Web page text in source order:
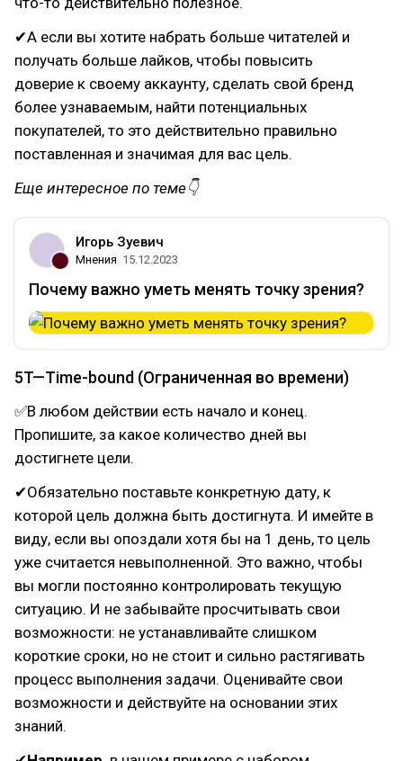
✔А если вы хотите набрать больше читателей и
получать больше лайков, чтобы повысить
доверие к своему аккаунту, сделать свой бренд
более узнаваемым, найти потенциальных
покупателей, то это действительно правильно
поставленная и значимая для вас цель.
Еще интересное по теме👇
Игорь Зуевич
Мнения 15.12.2023
Почему важно уметь менять точку зрения?
5T—Time-bound (Ограниченная во времени)
✅В любом действии есть начало и конец.
Пропишите, за какое количество дней вы
достигнете цели.
✔Обязательно поставьте конкретную дату, к
которой цель должна быть достигнута. И имейте в
виду, если вы опоздали хотя бы на 1 день, то цель
уже считается невыполненной. Это важно, чтобы
вы могли постоянно контролировать текущую
ситуацию. И не забывайте просчитывать свои
возможности: не устанавливайте слишком
короткие сроки, но не стоит и сильно растягивать
процесс выполнения задачи. Оценивайте свои
возможности и действуйте на основании этих
знаний.